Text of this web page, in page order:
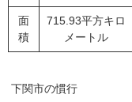
面
積
715.93平方キロ
メートル
下関市の慣行